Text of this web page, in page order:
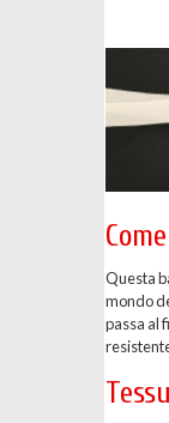
Questa
mondo
passa al